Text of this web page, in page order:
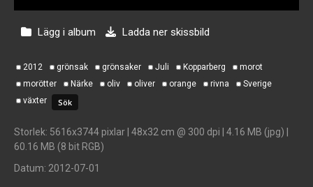
Lägg i album Ladda ner skissbild
2012 grönsak grönsaker Juli Kopparberg
morot
morötter
Närke oliv oliver orange rivna
Sverige
växter
Storlek: 5616x3744 pixlar | 48x32 cm @ 300 dpi | 4.16 MB (jpg) |
60.16 MB (8 bit RGB)
Datum: 2012-07-01